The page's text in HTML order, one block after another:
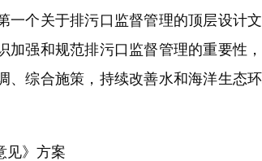
一个关于排污口监督管理的顶层设计
加强和规范排污口监督管理的重要性
、综合施策，持续改善水和海洋生态
》方案